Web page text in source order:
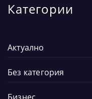
Категории
Актуално
Без категория